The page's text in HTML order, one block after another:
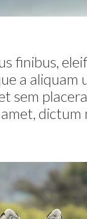
finibus,
a aliquam
sem
dictum